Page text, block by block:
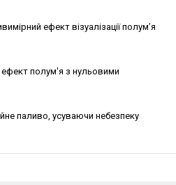
ефект візуалізації полум’я
полум'я з нульовими
паливо, усуваючи небезпеку